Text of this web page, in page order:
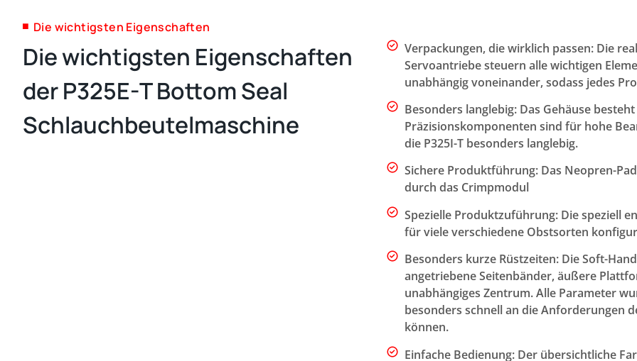
Die wichtigsten Eigenschaften
Die wichtigsten Eigenschaften
der P325E-T Bottom Seal
Schlauchbeutelmaschine
Verpackungen, die wirklich passen: Die
Servoantriebe steuern alle wichtigen
unabhängig voneinander, sodass jedes
Besonders langlebig: Das Gehäuse
Präzisionskomponenten sind für hohe
die P325I-T besonders langlebig.
Sichere Produktführung: Das Neopren-
durch das Crimpmodul
Spezielle Produktzuführung: Die speziell
für viele verschiedene Obstsorten
Besonders kurze Rüstzeiten: Die Soft-
angetriebene Seitenbänder, äußere
unabhängiges Zentrum. Alle Parameter
besonders schnell an die Anforderungen
können.
Einfache Bedienung: Der übersichtliche